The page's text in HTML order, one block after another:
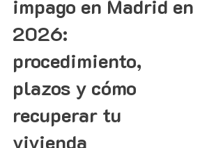
impago en Madrid en
2026:
procedimiento,
plazos y cómo
recuperar tu
vivienda